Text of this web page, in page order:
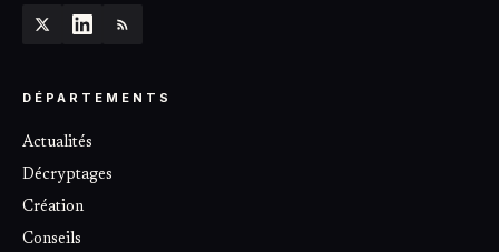
DÉPARTEMENTS
Actualités
Décryptages
Création
Conseils